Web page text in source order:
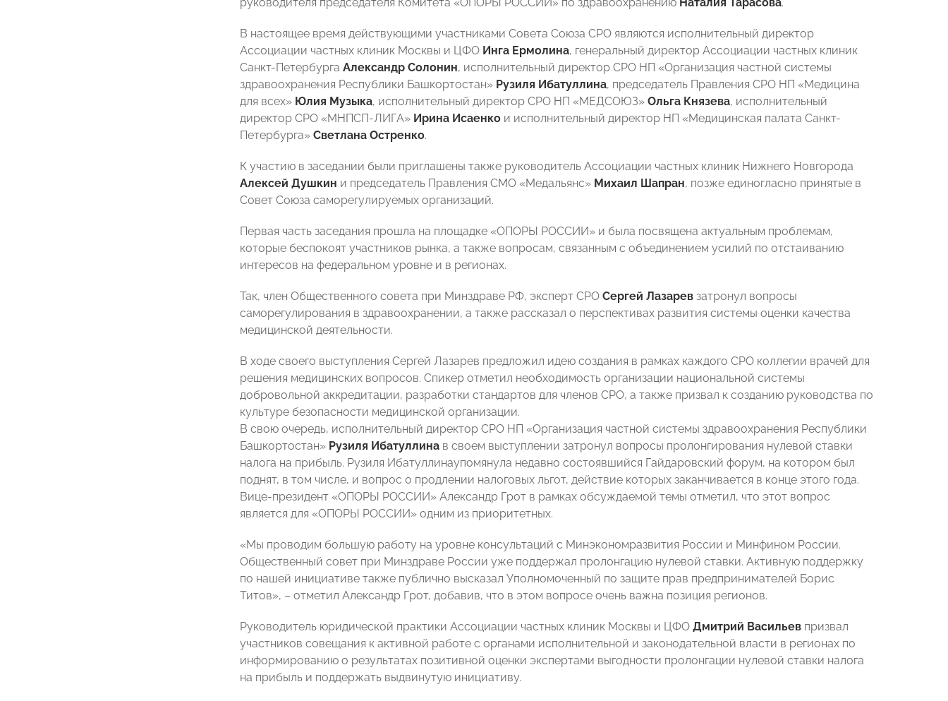
В настоящее время действующими участниками Совета Союза СРО являются исполнительный директор
Ассоциации частных клиник Москвы и ЦФО Инга Ермолина, генеральный директор Ассоциации частных клиник
Санкт-Петербурга Александр Солонин, исполнительный директор СРО НП «Организация частной системы
здравоохранения Республики Башкортостан» Рузиля Ибатуллина, председатель Правления СРО НП «Медицина
для всех» Юлия Музыка, исполнительный директор СРО НП «МЕДСОЮЗ» Ольга Князева, исполнительный
директор СРО «МНПСП-ЛИГА» Ирина Исаенко и исполнительный директор НП «Медицинская палата Санкт-
Петербурга» Светлана Остренко.
К участию в заседании были приглашены также руководитель Ассоциации частных клиник Нижнего Новгорода
Алексей Душкин и председатель Правления СМО «Медальянс» Михаил Шапран, позже единогласно принятые в
Совет Союза саморегулируемых организаций.
Первая часть заседания прошла на площадке «ОПОРЫ РОССИИ» и была посвящена актуальным проблемам,
которые беспокоят участников рынка, а также вопросам, связанным с объединением усилий по отстаиванию
интересов на федеральном уровне и в регионах.
Так, член Общественного совета при Минздраве РФ, эксперт СРО Сергей Лазарев затронул вопросы
саморегулирования в здравоохранении, а также рассказал о перспективах развития системы оценки качества
медицинской деятельности.
В ходе своего выступления Сергей Лазарев предложил идею создания в рамках каждого СРО коллегии врачей для
решения медицинских вопросов. Спикер отметил необходимость организации национальной системы
добровольной аккредитации, разработки стандартов для членов СРО, а также призвал к созданию руководства по
культуре безопасности медицинской организации.
В свою очередь, исполнительный директор СРО НП «Организация частной системы здравоохранения Республики
Башкортостан» Рузиля Ибатуллина в своем выступлении затронул вопросы пролонгирования нулевой ставки
налога на прибыль. Рузиля Ибатуллинаупомянула недавно состоявшийся Гайдаровский форум, на котором был
поднят, в том числе, и вопрос о продлении налоговых льгот, действие которых заканчивается в конце этого года.
Вице-президент «ОПОРЫ РОССИИ» Александр Грот в рамках обсуждаемой темы отметил, что этот вопрос
является для «ОПОРЫ РОССИИ» одним из приоритетных.
«Мы проводим большую работу на уровне консультаций с Минэкономразвития России и Минфином России.
Общественный совет при Минздраве России уже поддержал пролонгацию нулевой ставки. Активную поддержку
по нашей инициативе также публично высказал Уполномоченный по защите прав предпринимателей Борис
Титов», – отметил Александр Грот, добавив, что в этом вопросе очень важна позиция регионов.
Руководитель юридической практики Ассоциации частных клиник Москвы и ЦФО Дмитрий Васильев призвал
участников совещания к активной работе с органами исполнительной и законодательной власти в регионах по
информированию о результатах позитивной оценки экспертами выгодности пролонгации нулевой ставки налога
на прибыль и поддержать выдвинутую инициативу.